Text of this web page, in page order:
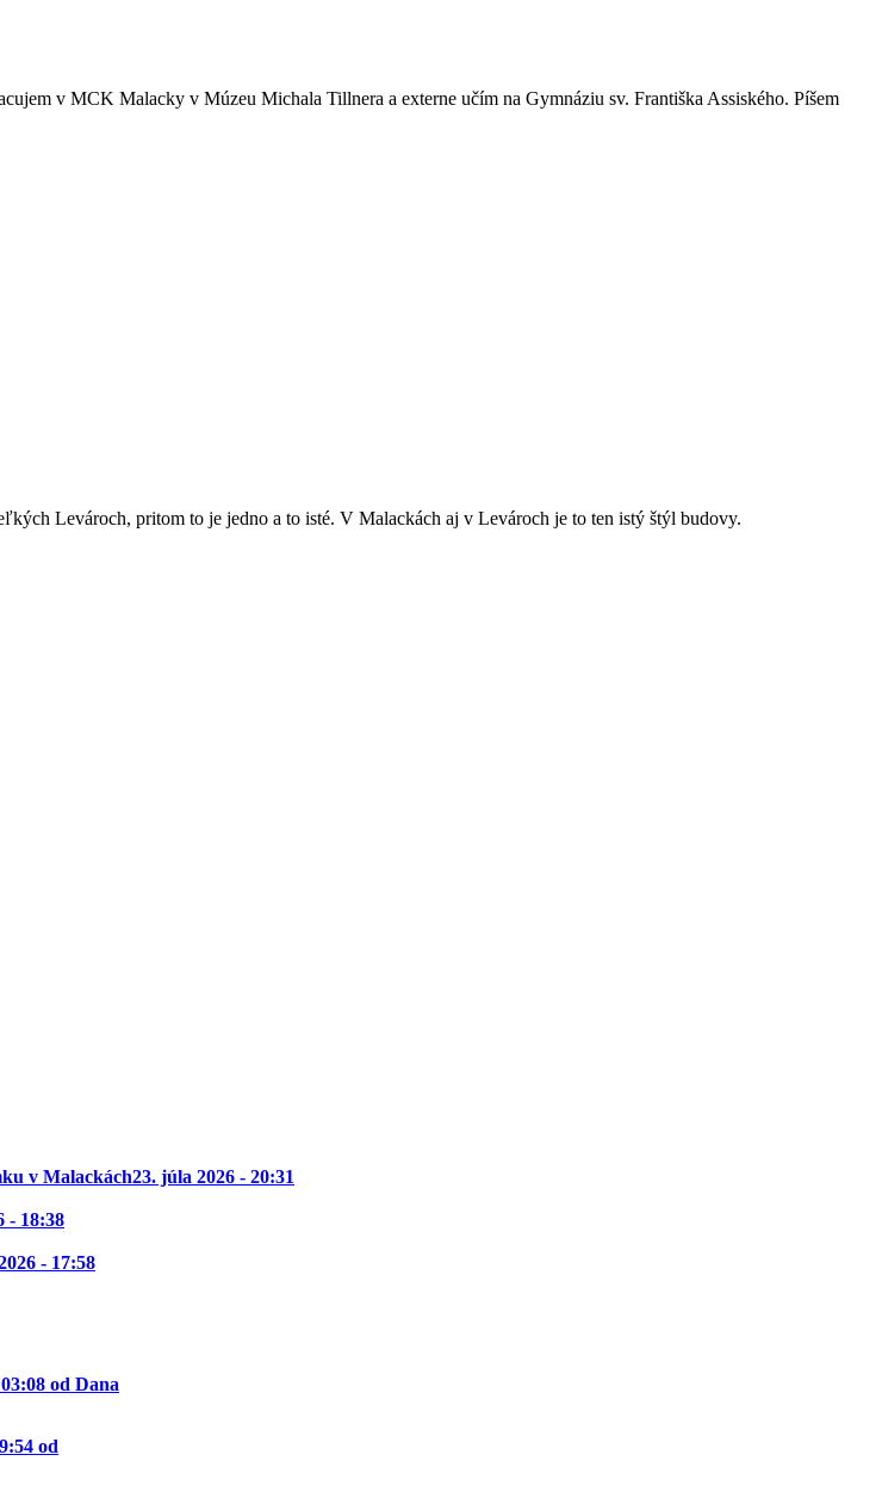
v MCK Malacky v Múzeu Michala Tillnera a externe učím na Gymnáziu sv. Františka Assiského. Píšem
Levároch, pritom to je jedno a to isté. V Malackách aj v Levároch je to ten istý štýl budovy.
v Malackách23. júla 2026 - 20:31
- 18:38
- 17:58
od Dana
od